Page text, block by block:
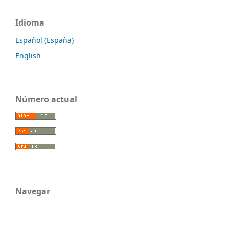
Idioma
Español (España)
English
Número actual
Navegar